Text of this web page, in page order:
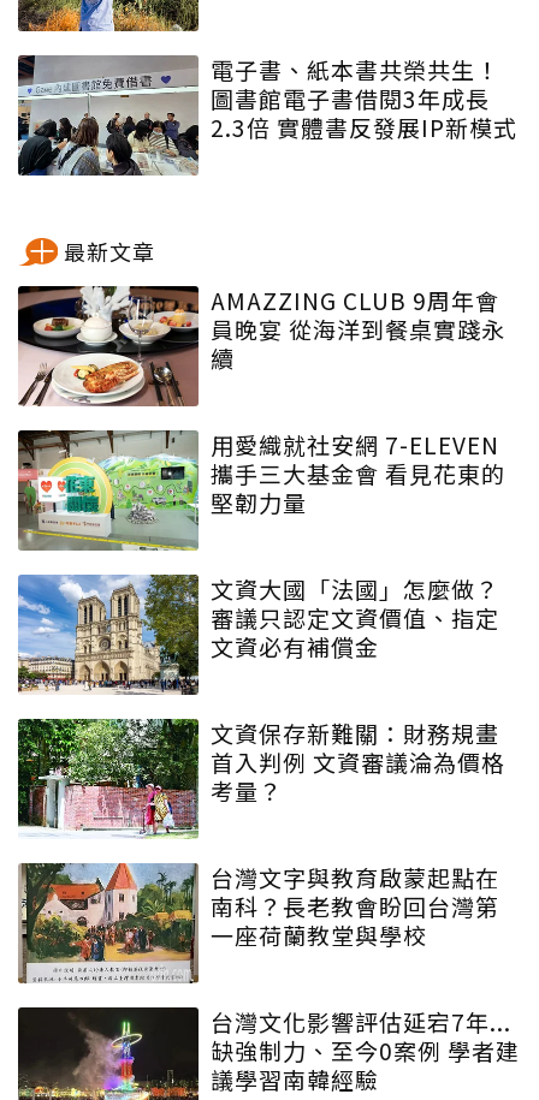
電子書、紙本書共榮共生！
圖書館電子書借閱3年成長
2.3倍 實體書反發展IP新模式
最新文章
AMAZZING CLUB 9周年會
員晚宴 從海洋到餐桌實踐永
續
用愛織就社安網 7-ELEVEN
攜手三大基金會 看見花東的
堅韌力量
文資大國「法國」怎麼做？
審議只認定文資價值、指定
文資必有補償金
文資保存新難關：財務規畫
首入判例 文資審議淪為價格
考量？
台灣文字與教育啟蒙起點在
南科？長老教會盼回台灣第
一座荷蘭教堂與學校
台灣文化影響評估延宕7年...
缺強制力、至今0案例 學者建
議學習南韓經驗